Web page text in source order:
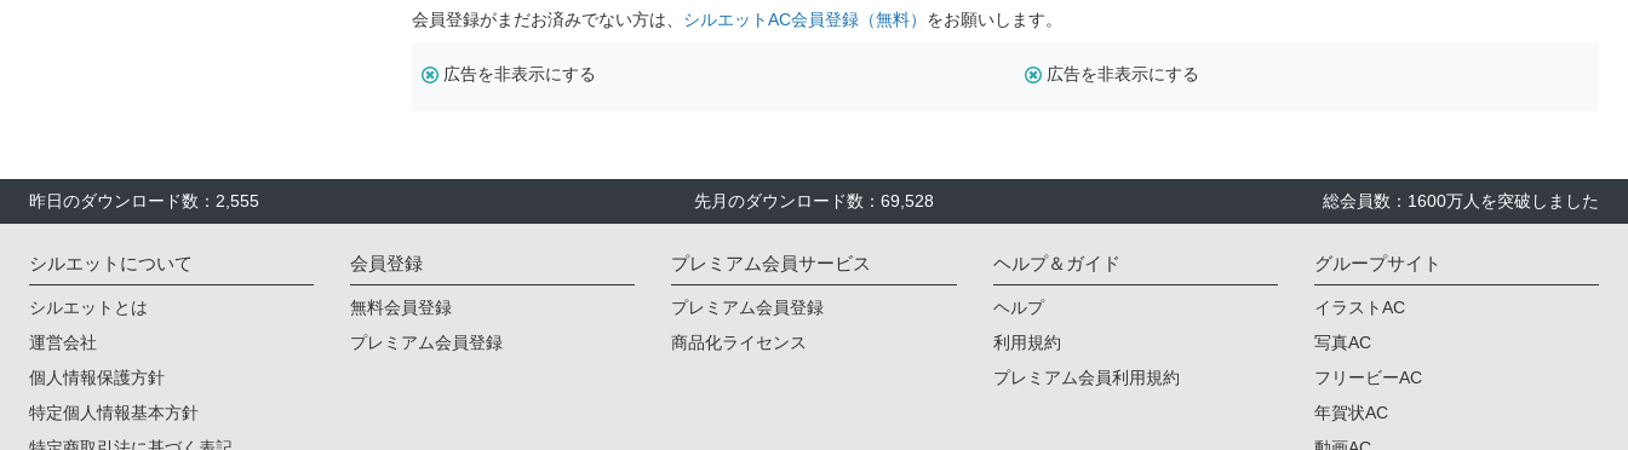
会員登録がまだお済みでない方は、 シルエットAC会員登録（無料） をお願いします。
広告を非表示にする 広告を非表示にする
昨日のダウンロード数：2,555 先月のダウンロード数：69,528 総会員数：1600万人を突破しました
シルエットについて
シルエットとは
運営会社
個人情報保護方針
特定個人情報基本方針
会員登録
無料会員登録
プレミアム会員登録
プレミアム会員サービス
プレミアム会員登録
商品化ライセンス
ヘルプ＆ガイド
ヘルプ
利用規約
プレミアム会員利用規約
グループサイト
イラストAC
写真AC
フリービーAC
年賀状AC